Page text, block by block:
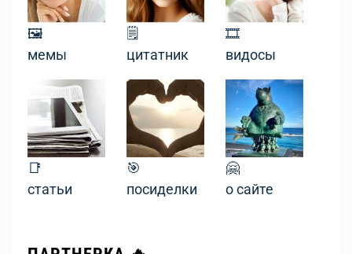
🖼
мемы
🗒
цитатник
🎞
видосы
📑
статьи
🎯
посиделки
🤗
о сайте